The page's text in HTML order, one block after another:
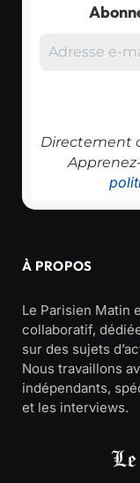
Directement
À PROPOS
Le Parisien Matin
collaboratif,
sur des sujets
Nous travaillons
indépendants,
et les interviews.